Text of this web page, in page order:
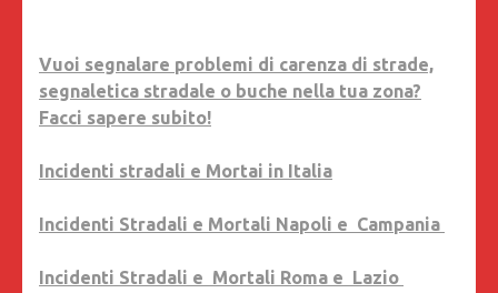
Vuoi segnalare problemi di carenza di strade,
segnaletica stradale o buche nella tua zona?
Facci sapere subito!
Incidenti stradali e Mortai in Italia
Incidenti Stradali e Mortali Napoli e Campania
Incidenti Stradali e Mortali Roma e Lazio